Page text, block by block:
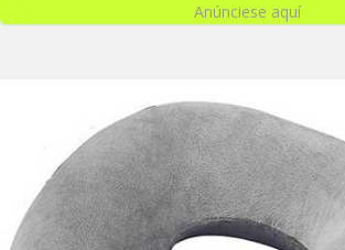
Anúnciese aquí